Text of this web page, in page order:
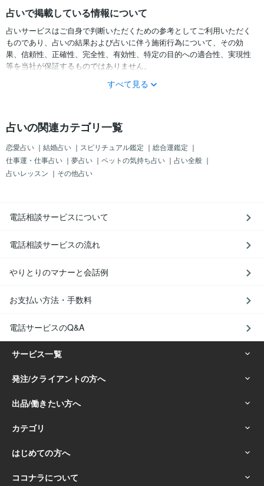
占いで掲載している情報について
占いサービスはご自身で判断いただくための参考としてご利用いただく
ものであり、占いの結果および占いに伴う施術行為について、その効
果、信頼性、正確性、完全性、有効性、特定の目的への適合性、実現性
等を当社が保証するものではありません。
サービスの結果をどのように利用するかは、お客様ご自身の自己責任に
ずる一切の損害について、当社および情報の提供者は一切責任を負いか
すべて見る
占いの関連カテゴリ一覧
恋愛占い ｜ 結婚占い ｜ スピリチュアル鑑定 ｜ 総合運鑑定 ｜
仕事運・仕事占い ｜ 夢占い ｜ ペットの気持ち占い ｜ 占い全般 ｜
占いレッスン ｜ その他占い
電話相談サービスについて
電話相談サービスの流れ
やりとりのマナーと会話例
お支払い方法・手数料
電話サービスのQ&A